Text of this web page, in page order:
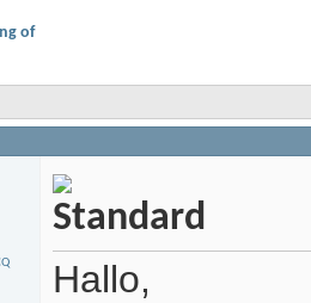
of
Hallo,